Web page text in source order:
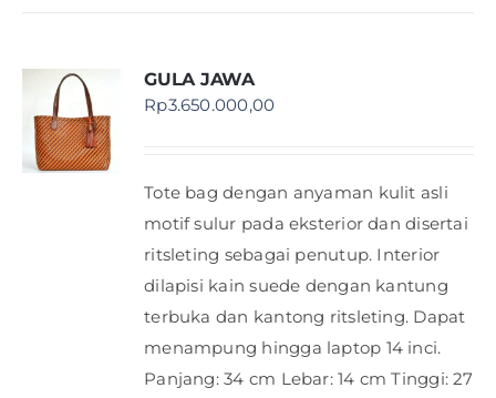
GULA JAWA
Rp3.650.000,00
Tote bag dengan anyaman kulit asli
motif sulur pada eksterior dan disertai
ritsleting sebagai penutup. Interior
dilapisi kain suede dengan kantung
terbuka dan kantong ritsleting. Dapat
menampung hingga laptop 14 inci.
Panjang: 34 cm Lebar: 14 cm Tinggi: 27